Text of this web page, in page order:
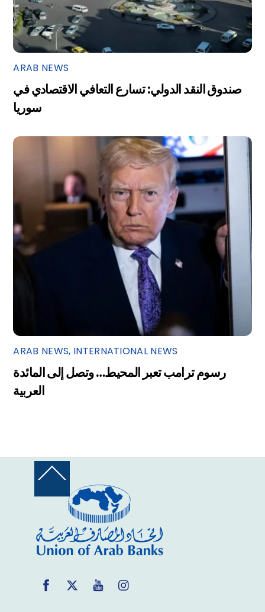
ARAB NEWS
صندوق النقد الدولي: تسارع التعافي الاقتصادي في
سوريا
ARAB NEWS, INTERNATIONAL NEWS
رسوم ترامب تعبر المحيط… وتصل إلى المائدة
العربية
Back
Top
FacebookTwitter YouTube